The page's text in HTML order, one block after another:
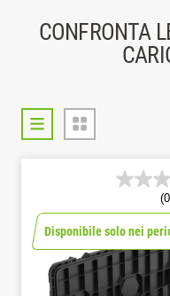
CONFRONTA
Disponibile solo nei